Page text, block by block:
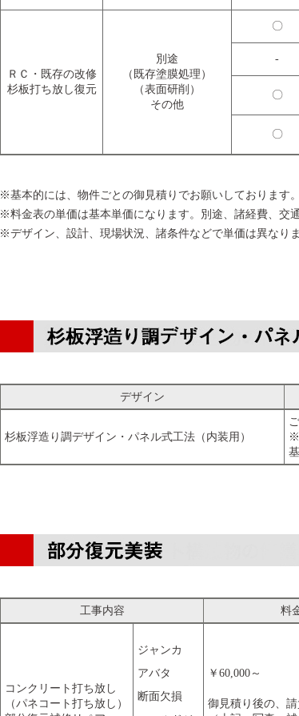
ＲＣ・既存の改修
杉板打ち放し復元
別途
（既存塗膜処理）
（表面研削）
その他
〇
-
〇
〇
※基本的には、物件ごとの御見積りでお願いしております。
※料金表の単価は基本単価になります。別途、諸経費、交
※デザイン、設計、現場状況、諸条件などで単価は異なり
デザイン
杉板浮造り調デザイン・パネル式工法（内装用）
※
工事内容 料
コンクリート打ち放し
（パネコート打ち放し）
ジャンカ
アバタ
断面欠損
￥60,000～
御見積り後の、請